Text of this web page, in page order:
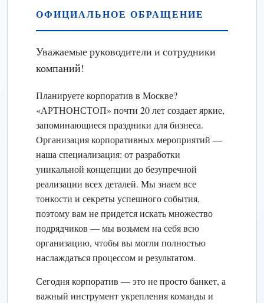
ОФИЦИАЛЬНОЕ ОБРАЩЕНИЕ
Уважаемые руководители и сотрудники
компаний!
Планируете корпоратив в Москве?
«АРТНОНСТОП» почти 20 лет создает яркие,
запоминающиеся праздники для бизнеса.
Организация корпоративных мероприятий —
наша специализация: от разработки
уникальной концепции до безупречной
реализации всех деталей. Мы знаем все
тонкости и секреты успешного события,
поэтому вам не придется искать множество
подрядчиков — мы возьмем на себя всю
организацию, чтобы вы могли полностью
наслаждаться процессом и результатом.
Сегодня корпоратив — это не просто банкет, а
важный инструмент укрепления команды и